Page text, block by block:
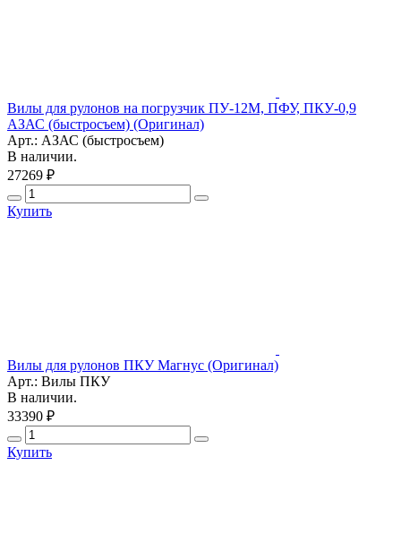
Вилы для рулонов на погрузчик ПУ-12М, ПФУ, ПКУ-0,9
АЗАС (быстросъем) (Оригинал)
Арт.: АЗАС (быстросъем)
В наличии.
27269 ₽
Купить
Вилы для рулонов ПКУ Магнус (Оригинал)
Арт.: Вилы ПКУ
В наличии.
33390 ₽
Купить